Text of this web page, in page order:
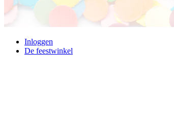
Inloggen
De feestwinkel